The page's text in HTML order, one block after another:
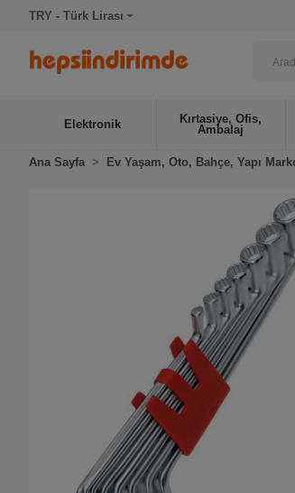
TRY - Türk Lirası
Elektronik
Kırtasiye, Ofis,
Ambalaj
Ana Sayfa Ev Yaşam, Oto, Bahçe, Yapı